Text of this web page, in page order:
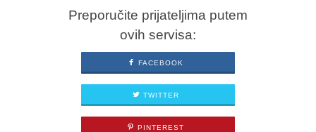
Preporučite prijateljima putem
ovih servisa:
FACEBOOK
TWITTER
PINTEREST